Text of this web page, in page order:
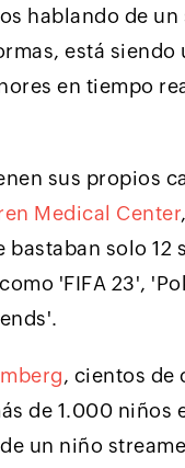
hablando de
está
en tiempo
sus propios
Medical Center
solo
'FIFA 23',
, cientos de
de 1.000 niños
un niño